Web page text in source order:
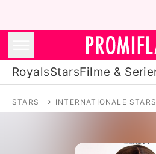
RoyalsStarsFilme &
STARS INTERNATIONALE STARS